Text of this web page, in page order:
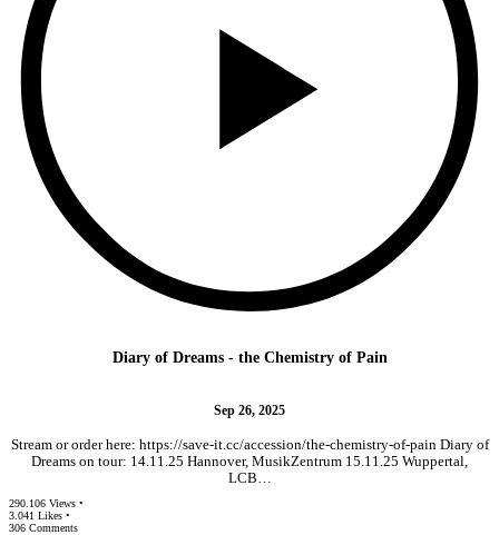
Diary of Dreams - the Chemistry of Pain
Sep 26, 2025
Stream or order here: https://save-it.cc/accession/the-chemistry-of-pain Diary of
Dreams on tour: 14.11.25 Hannover, MusikZentrum 15.11.25 Wuppertal,
LCB…
290.106 Views •
3.041 Likes •
306 Comments